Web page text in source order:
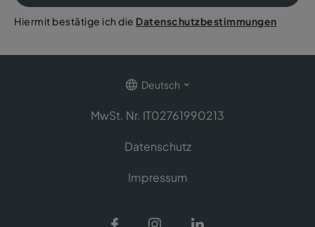
Hiermit bestätige ich die Datenschutzbestimmungen
Deutsch
MwSt. Nr. IT02761990213
Datenschutz
Impressum